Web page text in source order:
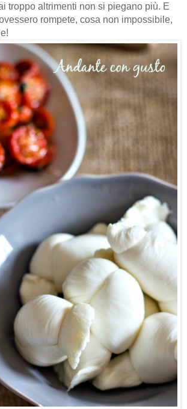
troppo altrimenti non si piegano più. E
rompete, cosa non impossibile,